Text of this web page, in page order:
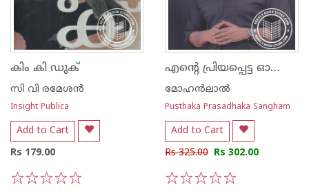
കിം കി ഡുക്
സി വി രമേശന്‍
Insight Publica
Add to Cart
Rs 179.00
എന്റെ പ്രിയപ്പെട്ട ഓഷോ ഫലിതങ്ങള്‍
മോഹന്‍ലാല്‍
Pusthaka Prasadhaka Sangham
Add to Cart
Rs 325.00 Rs 302.00